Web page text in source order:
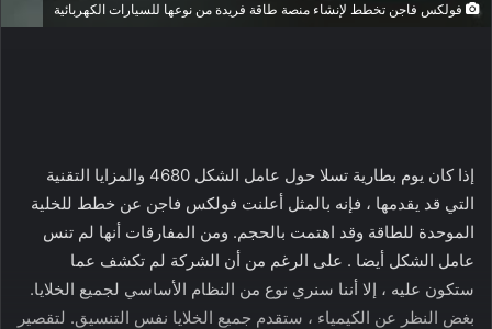
فولكس فاجن تخطط لإنشاء منصة طاقة فريدة من نوعها للسيارات الكهربائية
إذا كان يوم بطارية تسلا حول عامل الشكل 4680 والمزايا التقنية
التي قد يقدمها ، فإنه بالمثل أعلنت فولكس فاجن عن خطط للخلية
الموحدة للطاقة وقد اهتمت بالحجم. ومن المفارقات أنها لم تنس
عامل الشكل أيضا . على الرغم من أن الشركة لم تكشف عما
ستكون عليه ، إلا أننا سنري نوع من النظام الأساسي لجميع الخلايا.
بغض النظر عن الكيمياء ، ستقدم جميع الخلايا نفس التنسيق. لتقصير